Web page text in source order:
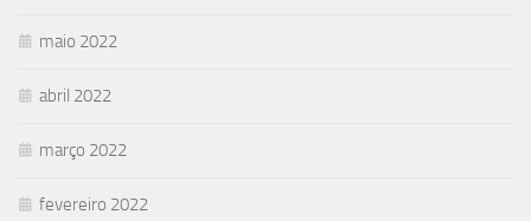
maio 2022
abril 2022
março 2022
fevereiro 2022